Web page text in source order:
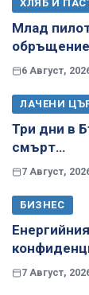
ХЛЯБ И
Млад
6 Август,
ЛАЧЕНИ
Три дни в
смърт…
7 Август,
БИЗНЕС
7 Август,